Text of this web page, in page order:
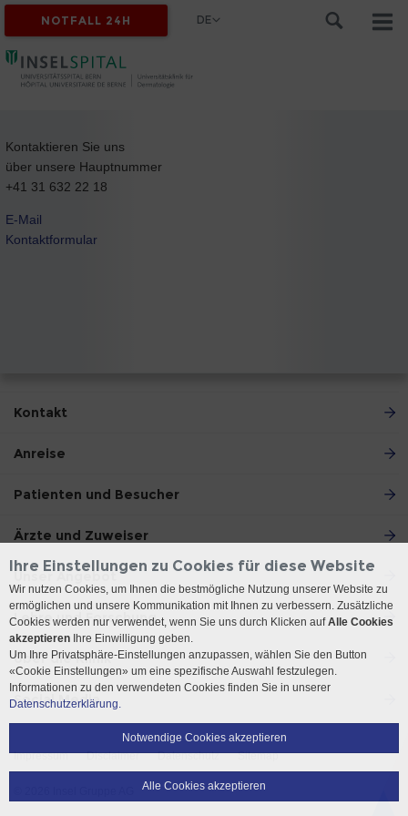
NOTFALL 24H DE
Kontaktieren Sie uns
über unsere Hauptnummer
+41 31 632 22 18
E-Mail
Kontaktformular
Kontakt
Anreise
Patienten und Besucher
Ärzte und Zuweiser
Unser Angebot
Lehre und Forschung
Über die Klinik
Social Media
Impressum Disclaimer Datenschutz Sitemap
Ihre Einstellungen zu Cookies für diese Website
Wir nutzen Cookies, um Ihnen die bestmögliche Nutzung unserer Website zu
ermöglichen und unsere Kommunikation mit Ihnen zu verbessern. Zusätzliche
Cookies werden nur verwendet, wenn Sie uns durch Klicken aufAlle Cookies
akzeptieren Ihre Einwilligung geben.
Um Ihre Privatsphäre-Einstellungen anzupassen, wählen Sie den Button
«Cookie Einstellungen» um eine spezifische Auswahl festzulegen.
Informationen zu den verwendeten Cookies finden Sie in unserer
Datenschutzerklärung.
Notwendige Cookies akzeptieren
Alle Cookies akzeptieren